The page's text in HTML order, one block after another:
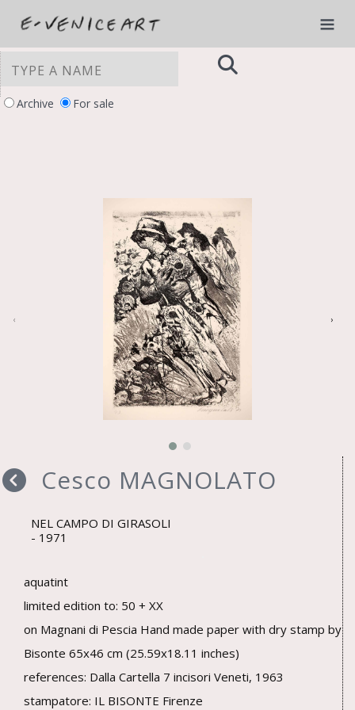
Archive For sale
‹ ›
Cesco MAGNOLATO
NEL CAMPO DI GIRASOLI
1971
aquatint
limited edition to: 50 + XX
on Magnani di Pescia Hand made paper with dry stamp by
Bisonte 65x46 cm (25.59x18.11 inches)
references: Dalla Cartella 7 incisori Veneti, 1963
stampatore: IL BISONTE Firenze